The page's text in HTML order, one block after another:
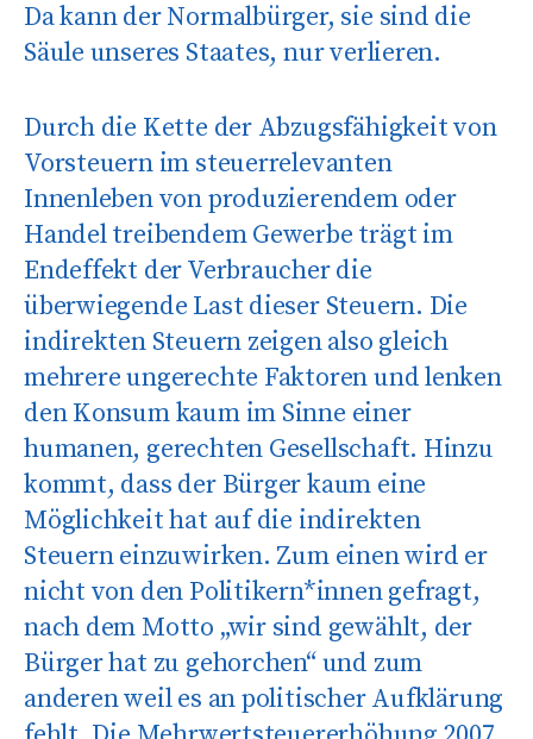
Da kann der Normalbürger, sie sind die
Säule unseres Staates, nur verlieren.
Durch die Kette der Abzugsfähigkeit von
Vorsteuern im steuerrelevanten
Innenleben von produzierendem oder
Handel treibendem Gewerbe trägt im
Endeffekt der Verbraucher die
überwiegende Last dieser Steuern. Die
indirekten Steuern zeigen also gleich
mehrere ungerechte Faktoren und lenken
den Konsum kaum im Sinne einer
humanen, gerechten Gesellschaft. Hinzu
kommt, dass der Bürger kaum eine
Möglichkeit hat auf die indirekten
Steuern einzuwirken. Zum einen wird er
nicht von den Politikern*innen gefragt,
nach dem Motto „wir sind gewählt, der
Bürger hat zu gehorchen“ und zum
anderen weil es an politischer Aufklärung